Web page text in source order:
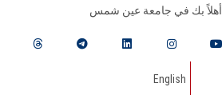
أهلاً بك في جامعة عين شمس
English